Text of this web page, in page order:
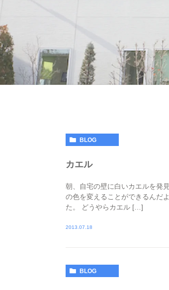
BLOG
カエル
朝、自宅の壁に白いカエルを発
の色を変えることができるんだ
た。 どうやらカエル […]
2013.07.18
BLOG